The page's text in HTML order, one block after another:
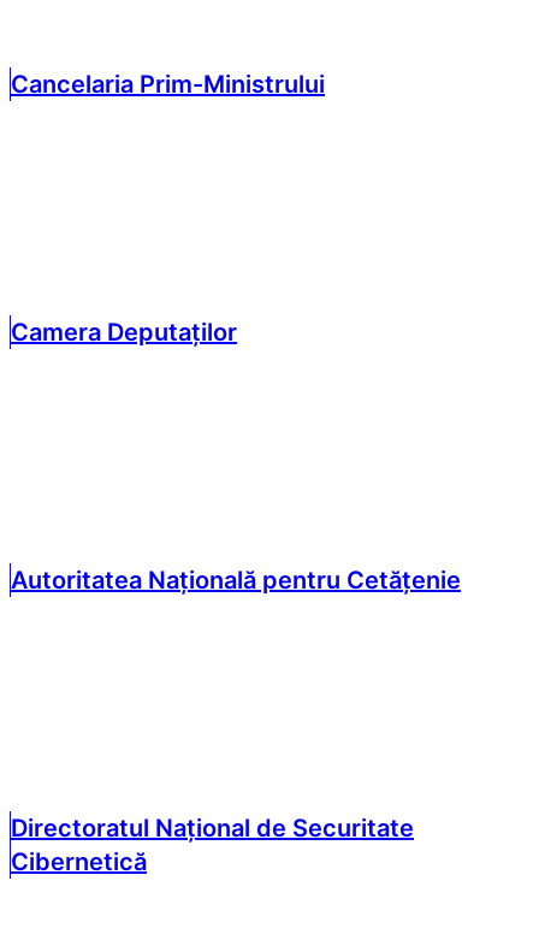
Cancelaria Prim-Ministrului
Camera Deputaților
Autoritatea Națională pentru Cetățenie
Directoratul Național de Securitate
Cibernetică